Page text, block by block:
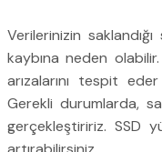
Verilerinizin
kaybına neden
arızalarını tespit
Gerekli durumlarda,
gerçekleştiririz. SSD